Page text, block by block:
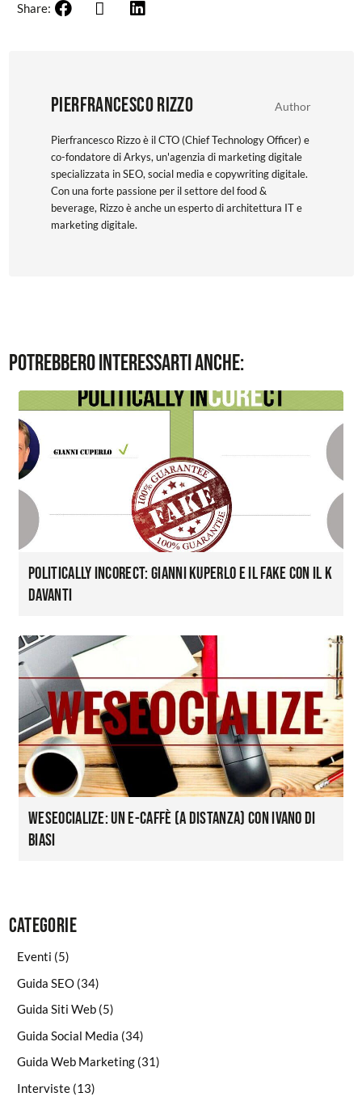
Share:
Pierfrancesco Rizzo Author
Pierfrancesco Rizzo è il CTO (Chief Technology Officer) e
co-fondatore di Arkys, un'agenzia di marketing digitale
specializzata in SEO, social media e copywriting digitale.
Con una forte passione per il settore del food &
beverage, Rizzo è anche un esperto di architettura IT e
marketing digitale.
Potrebbero interessarti anche:
Politically InCOREct: Gianni Kuperlo e il fake con il K
davanti
WeSeocialize: un e-caffè (a distanza) con Ivano Di
Biasi
Categorie
Eventi (5)
Guida SEO(34)
Guida Siti Web(5)
Guida Social Media (34)
Guida Web Marketing(31)
Interviste(13)